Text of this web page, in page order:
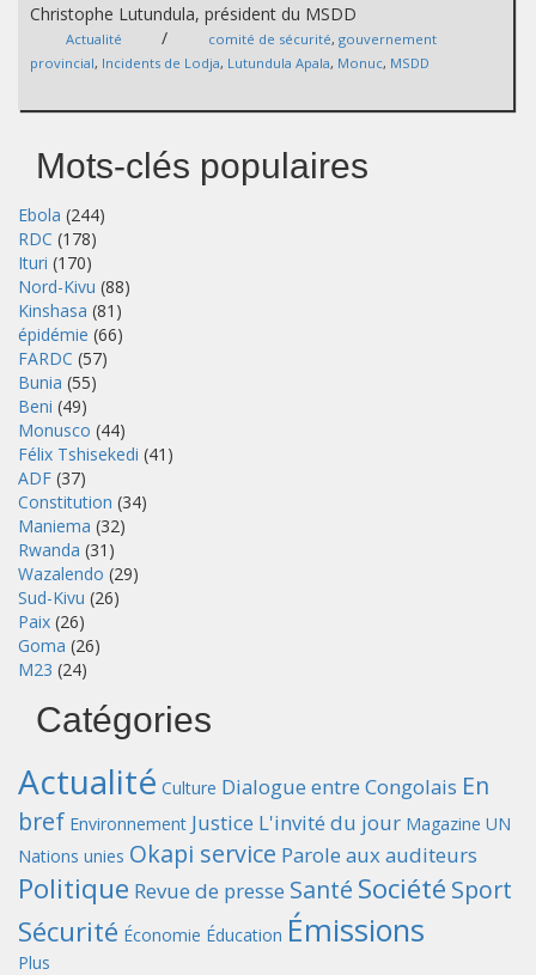
Christophe Lutundula, président du MSDD
Actualité / comité de sécurité, gouvernement
provincial, Incidents de Lodja, Lutundula Apala, Monuc, MSDD
Mots-clés populaires
Ebola (244)
RDC (178)
Ituri (170)
Nord-Kivu (88)
Kinshasa (81)
épidémie (66)
FARDC (57)
Bunia (55)
Beni (49)
Monusco (44)
Félix Tshisekedi (41)
ADF (37)
Constitution (34)
Maniema (32)
Rwanda (31)
Wazalendo (29)
Sud-Kivu (26)
Paix (26)
Goma (26)
M23 (24)
Catégories
Actualité Culture Dialogue entre Congolais En
bref Environnement Justice L'invité du jour Magazine UN
Nations unies Okapi service Parole aux auditeurs
Politique Revue de presse Santé Société Sport
Sécurité Économie Éducation Émissions
Plus